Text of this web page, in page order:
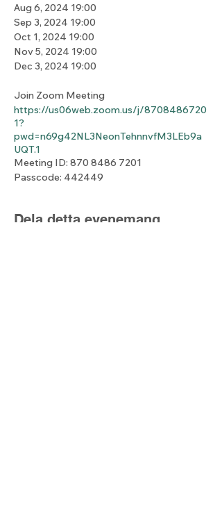
Aug 6, 2024 19:00
Sep 3, 2024 19:00
Oct 1, 2024 19:00
Nov 5, 2024 19:00
Dec 3, 2024 19:00
Join Zoom Meeting
https://us06web.zoom.us/j/8708486720
1?
pwd=n69g42NL3NeonTehnnvfM3LEb9a
UQT.1
Meeting ID: 870 8486 7201
Passcode: 442449
Dela detta evenemang